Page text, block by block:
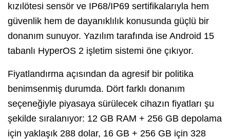
kızılötesi sensör ve IP68/IP69 sertifikalarıyla hem
güvenlik hem de dayanıklılık konusunda güçlü bir
donanım sunuyor. Yazılım tarafında ise Android 15
tabanlı HyperOS 2 işletim sistemi öne çıkıyor.
Fiyatlandırma açısından da agresif bir politika
benimsenmiş durumda. Dört farklı donanım
seçeneğiyle piyasaya sürülecek cihazın fiyatları şu
şekilde sıralanıyor: 12 GB RAM + 256 GB depolama
için yaklaşık 288 dolar, 16 GB + 256 GB için 328